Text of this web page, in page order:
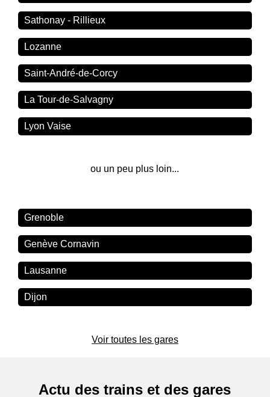
Sathonay - Rillieux
Lozanne
Saint-André-de-Corcy
La Tour-de-Salvagny
Lyon Vaise
ou un peu plus loin...
Grenoble
Genève Cornavin
Lausanne
Dijon
Voir toutes les gares
Actu des trains et des gares